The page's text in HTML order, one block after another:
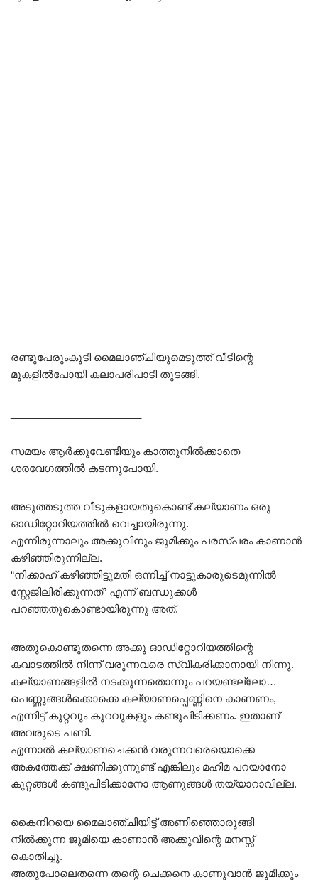
രണ്ടുപേരുംകൂടി മൈലാഞ്ചിയുമെടുത്ത് വീടിന്റെ
മുകളിൽപോയി കലാപരിപാടി തുടങ്ങി.
സമയം ആർക്കുവേണ്ടിയും കാത്തുനിൽക്കാതെ
ശരവേഗത്തിൽ കടന്നുപോയി.
അടുത്തടുത്ത വീടുകളായതുകൊണ്ട് കല്യാണം ഒരു
ഓഡിറ്റോറിയത്തിൽ വെച്ചായിരുന്നു.
എന്നിരുന്നാലും അക്കുവിനും ജുമിക്കും പരസ്പരം കാണാൻ
കഴിഞ്ഞിരുന്നില്ല.
“നിക്കാഹ് കഴിഞ്ഞിട്ടുമതി ഒന്നിച്ച് നാട്ടുകാരുടെമുന്നിൽ
സ്റ്റേജിലിരിക്കുന്നത്” എന്ന് ബന്ധുക്കൾ
പറഞ്ഞതുകൊണ്ടായിരുന്നു അത്.
അതുകൊണ്ടുതന്നെ അക്കു ഓഡിറ്റോറിയത്തിന്റെ
കവാടത്തിൽ നിന്ന് വരുന്നവരെ സ്വീകരിക്കാനായി നിന്നു.
കല്യാണങ്ങളിൽ നടക്കുന്നതൊന്നും പറയണ്ടല്ലോ…
പെണ്ണുങ്ങൾക്കൊക്കെ കല്യാണപ്പെണ്ണിനെ കാണണം,
എന്നിട്ട് കുറ്റവും കുറവുകളും കണ്ടുപിടിക്കണം. ഇതാണ്
അവരുടെ പണി.
എന്നാൽ കല്യാണചെക്കൻ വരുന്നവരെയൊക്കെ
അകത്തേക്ക് ക്ഷണിക്കുന്നുണ്ട് എങ്കിലും മഹിമ പറയാനോ
കുറ്റങ്ങൾ കണ്ടുപിടിക്കാനോ ആണുങ്ങൾ തയ്യാറാവില്ല.
കൈനിറയെ മൈലാഞ്ചിയിട്ട് അണിഞ്ഞൊരുങ്ങി
നിൽക്കുന്ന ജുമിയെ കാണാൻ അക്കുവിന്റെ മനസ്സ്
കൊതിച്ചു.
അതുപോലെതന്നെ തന്റെ ചെക്കനെ കാണുവാൻ ജുമിക്കും